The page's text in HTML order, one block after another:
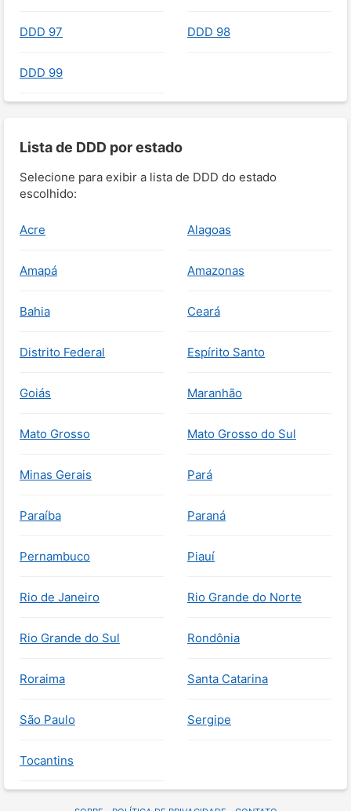
DDD 97 DDD 98
DDD 99
Lista de DDD por estado
Selecione para exibir a lista de DDD do estado
escolhido:
Acre Alagoas
Amapá Amazonas
Bahia Ceará
Distrito Federal Espírito Santo
Goiás Maranhão
Mato Grosso Mato Grosso do Sul
Minas Gerais Pará
Paraíba Paraná
Pernambuco Piauí
Rio de Janeiro Rio Grande do Norte
Rio Grande do Sul Rondônia
Roraima Santa Catarina
São Paulo Sergipe
Tocantins